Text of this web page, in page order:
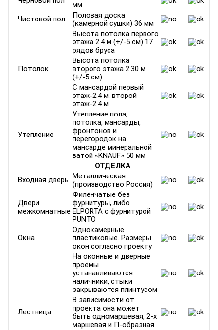
мм
Чистовой пол
Половая доска
(камерной сушки) 36 мм
Потолок
Высота потолка первого
этажа 2.4 м (+/-5 см) 17
рядов бруса
Высота потолка
второго этажа 2.30 м
(+/-5 см)
С мансардой первый
этаж-2.4 м, второй
этаж-2.4 м
Утепление
Утепление пола,
потолка, мансарды,
фронтонов и
перегородок на
мансарде минеральной
ватой «KNAUF» 50 мм
ОТДЕЛКА
Входная дверь Металлическая
(производство Россия)
Двери
межкомнатные
Филёнчатые без
фурнитуры, либо
ELPORTA c фурнитурой
PUNTO
Окна
Однокамерные
пластиковые. Размеры
окон согласно проекту
На оконные и дверные
проёмы
устанавливаются
наличники, стыки
закрываются плинтусом
Лестница
В зависимости от
проекта она может
быть одномаршевая, 2-х
маршевая и П-образная